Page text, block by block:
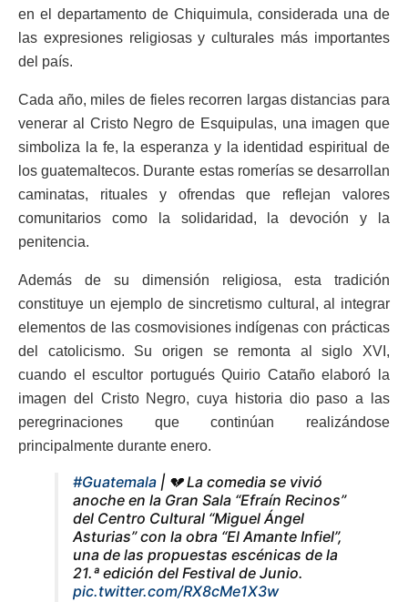
en el departamento de Chiquimula, considerada una de
las expresiones religiosas y culturales más importantes
del país.
Cada año, miles de fieles recorren largas distancias para
venerar al Cristo Negro de Esquipulas, una imagen que
simboliza la fe, la esperanza y la identidad espiritual de
los guatemaltecos. Durante estas romerías se desarrollan
caminatas, rituales y ofrendas que reflejan valores
comunitarios como la solidaridad, la devoción y la
penitencia.
Además de su dimensión religiosa, esta tradición
constituye un ejemplo de sincretismo cultural, al integrar
elementos de las cosmovisiones indígenas con prácticas
del catolicismo. Su origen se remonta al siglo XVI,
cuando el escultor portugués Quirio Cataño elaboró la
imagen del Cristo Negro, cuya historia dio paso a las
peregrinaciones que continúan realizándose
principalmente durante enero.
#Guatemala | 💔 La comedia se vivió
anoche en la Gran Sala “Efraín Recinos”
del Centro Cultural “Miguel Ángel
Asturias” con la obra “El Amante Infiel”,
una de las propuestas escénicas de la
21.ª edición del Festival de Junio.
pic.twitter.com/RX8cMe1X3w